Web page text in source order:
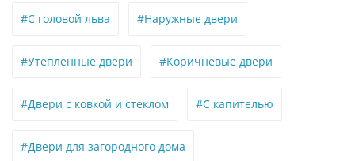
#С головой льва #Наружные двери
#Утепленные двери #Коричневые двери
#Двери с ковкой и стеклом #С капителью
#Двери для загородного дома